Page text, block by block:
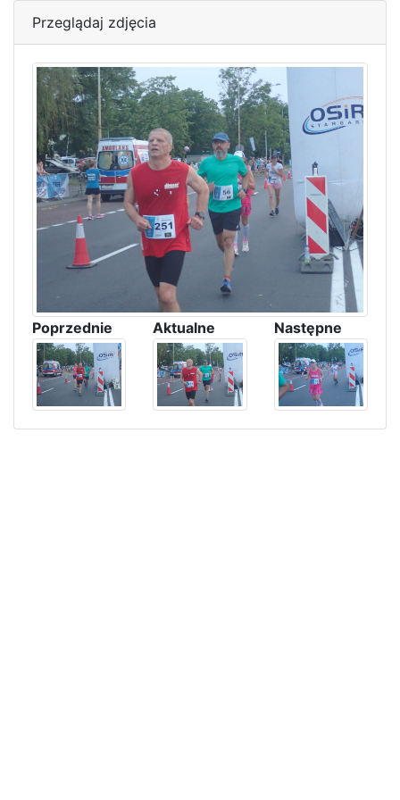
Przeglądaj zdjęcia
Poprzednie Aktualne Następne